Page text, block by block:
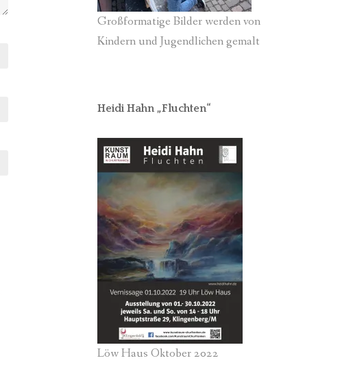
Großformatige Bilder werden von
Kindern und Jugendlichen gemalt
Heidi Hahn „Fluchten“
Löw Haus Oktober 2022